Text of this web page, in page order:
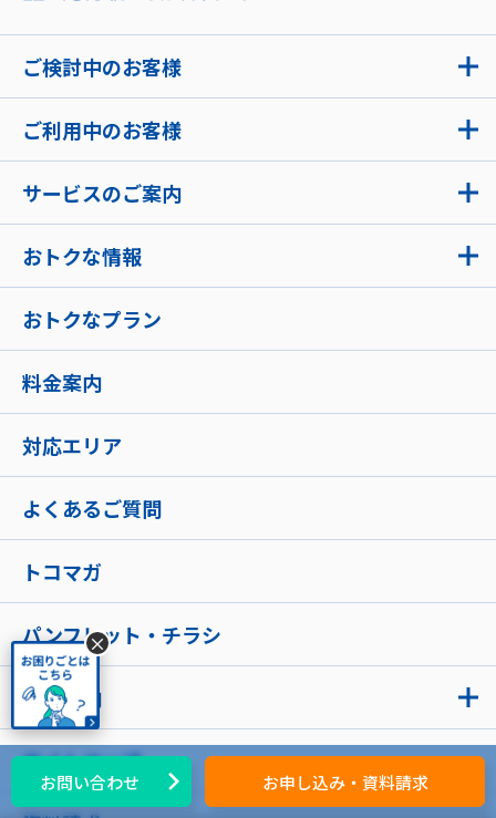
ご検討中のお客様
ご利用中のお客様
サービスのご案内
おトクな情報
おトクなプラン
料金案内
対応エリア
よくあるご質問
トコマガ
パンフレット・チラシ
会社案内
サイトマップ
お問い合わせ お申し込み・資料請求
×